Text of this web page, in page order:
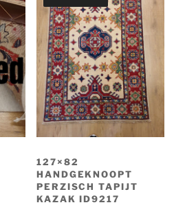
127×82
HANDGEKNOOPT
PERZISCH TAPIJT
KAZAK ID9217